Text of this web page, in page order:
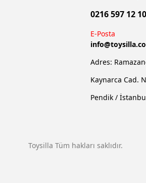
0216 597 12 10
E-Posta
info@
Adres:
Kaynarca Cad.
Pendik /
Toysilla Tüm hakları saklıdır.